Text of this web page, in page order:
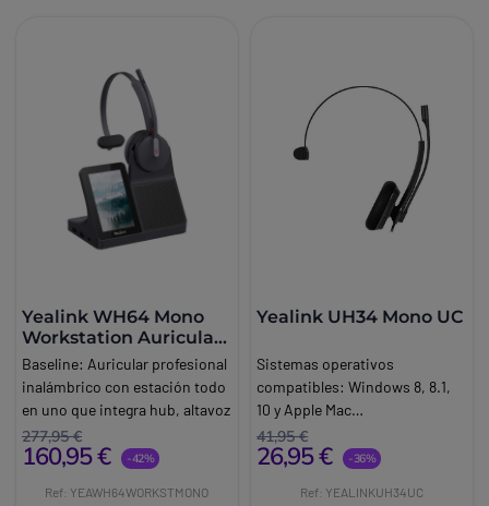
Yealink WH64 Mono
Workstation Auricular
DECT Bluetooth
Baseline: Auricular profesional
inalámbrico con estación todo
en uno que integra hub, altavoz
y pantalla táctil para
comunicaciones UC
Brand:
Yealink
277,95 €
160,95 € -42%
Ref: YEAWH64WORKSTMONO
Yealink UH34 Mono UC
Sistemas operativos
compatibles: Windows 8, 8.1,
10 y Apple Mac
OSConectividad: USB
AConexión rápida y sencilla:
41,95 €
26,95 € -36%
Ref: YEALINKUH34UC